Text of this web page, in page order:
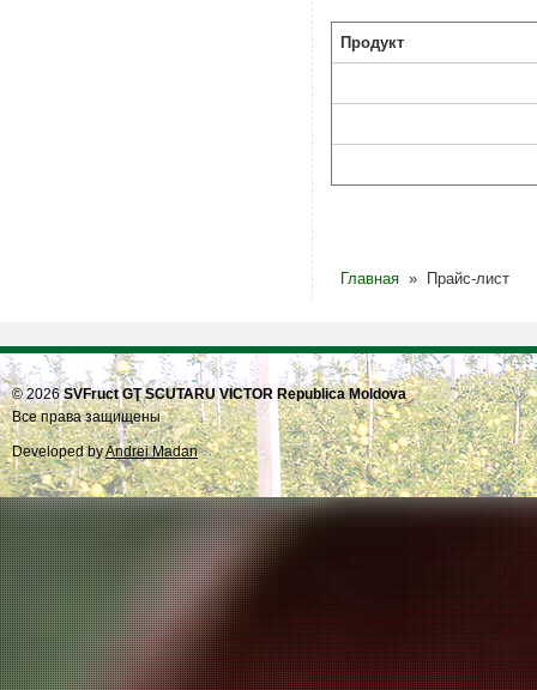
Продукт
Главная » Прайс-лист
© 2026SVFruct GŢ SCUTARU VICTOR Republica Moldova
Все права защищены
Developed byAndrei Madan